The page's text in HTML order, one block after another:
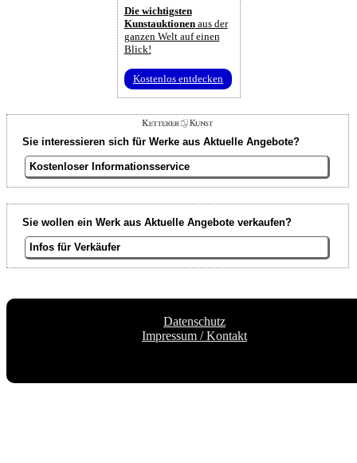
Die wichtigsten
Kunstauktionenaus der
ganzen Welt auf einen
Blick!
Kostenlos entdecken
Sie interessieren sich für Werke aus Aktuelle Angebote?
Kostenloser Informationsservice
Sie wollen ein Werk aus Aktuelle Angebote verkaufen?
Infos für Verkäufer
Datenschutz
Impressum / Kontakt